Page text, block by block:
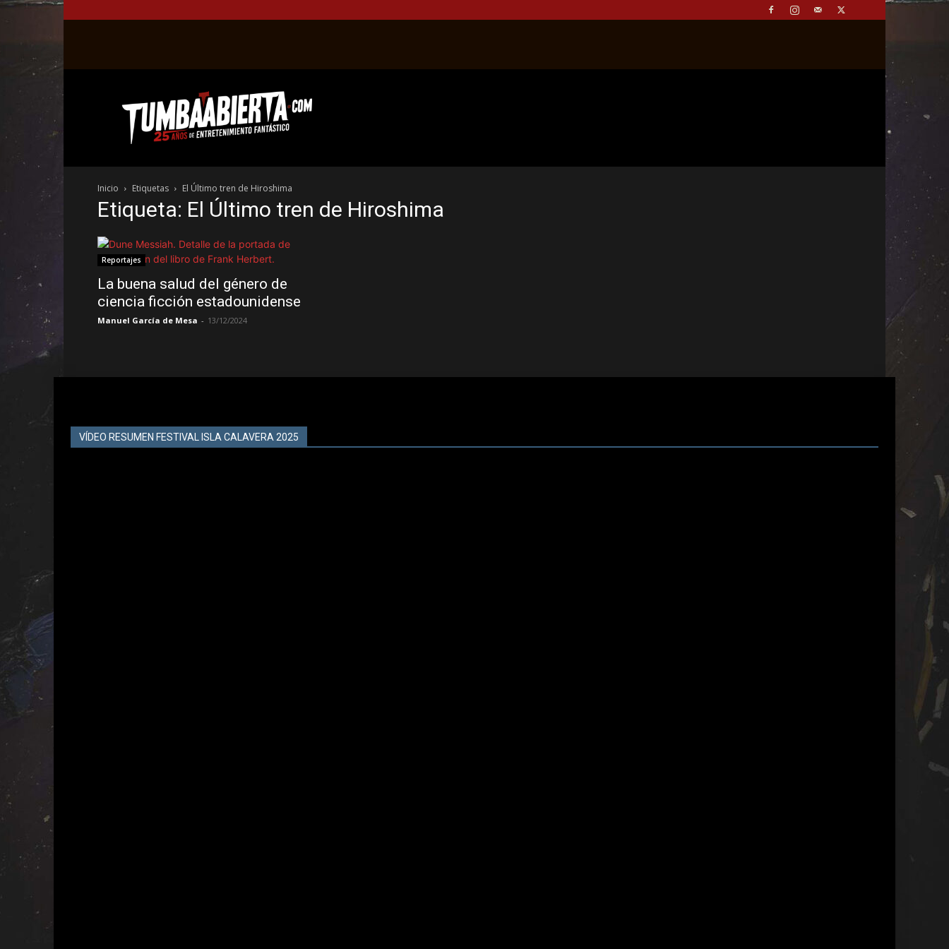
web
del
entretenimiento
el
género
fantástico.
Inicio Etiquetas El Último tren de Hiroshima
Etiqueta: El Último tren de Hiroshima
Reportajes
La buena salud del género de
ciencia ficción estadounidense
Manuel García de Mesa - 13/12/2024
VÍDEO RESUMEN FESTIVAL ISLA CALAVERA 2025